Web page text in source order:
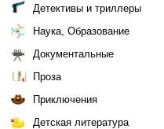
Детективы и триллеры
Наука, Образование
Документальные
Проза
Приключения
Детская литература